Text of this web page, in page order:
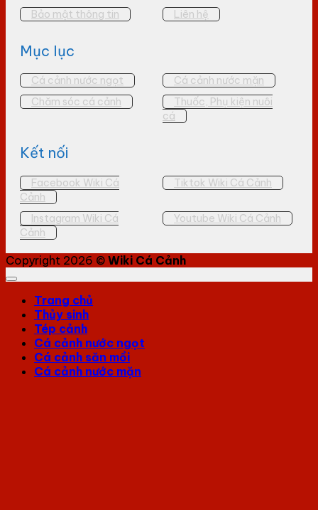
Bảo mật thông tin
Liên hệ
Mục lục
Cá cảnh nước ngọt
Cá cảnh nước mặn
Chăm sóc cá cảnh
Thuốc, Phụ kiện nuôi
cá
Kết nối
Facebook Wiki Cá
Cảnh
Tiktok Wiki Cá Cảnh
Instagram Wiki Cá
Cảnh
Youtube Wiki Cá Cảnh
Copyright 2026 © Wiki Cá Cảnh
Trang chủ
Thủy sinh
Tép cảnh
Cá cảnh nước ngọt
Cá cảnh săn mồi
Cá cảnh nước mặn